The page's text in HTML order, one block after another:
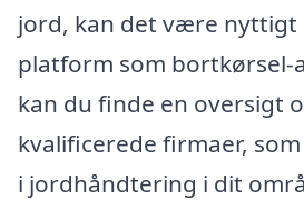
jord, kan det være nyttigt
platform som bortkørsel-
kan du finde en oversigt
kvalificerede firmaer,
i jordhåndtering i dit